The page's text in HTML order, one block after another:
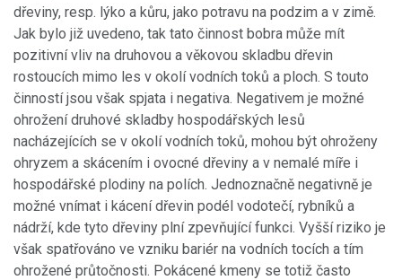
dřeviny, resp. lýko a kůru, jako potravu na podzim a v zimě.
Jak bylo již uvedeno, tak tato činnost bobra může mít
pozitivní vliv na druhovou a věkovou skladbu dřevin
rostoucích mimo les v okolí vodních toků a ploch. S touto
činností jsou však spjata i negativa. Negativem je možné
ohrožení druhové skladby hospodářských lesů
nacházejících se v okolí vodních toků, mohou být ohroženy
ohryzem a skácením i ovocné dřeviny a v nemalé míře i
hospodářské plodiny na polích. Jednoznačně negativně je
možné vnímat i kácení dřevin podél vodotečí, rybníků a
nádrží, kde tyto dřeviny plní zpevňující funkci. Vyšší riziko je
však spatřováno ve vzniku bariér na vodních tocích a tím
ohrožené průtočnosti. Pokácené kmeny se totiž často